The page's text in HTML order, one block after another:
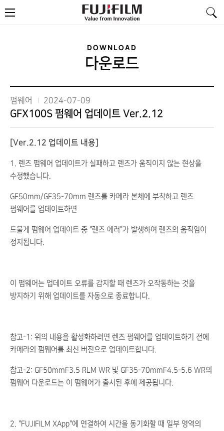
메
뉴
DOWNLOAD
다운로드
펌웨어 2024-07-09
GFX100S 펌웨어 업데이트 Ver.2.12
[Ver.2.12 업데이트 내용]
1. 렌즈 펌웨어 업데이트가 실패하고 렌즈가 움직이지 않는 현상을
수정했습니다.
GF50mm/GF35-70mm 렌즈를 카메라 본체에 부착하고 렌즈
펌웨어를 업데이트하면
드물게 펌웨어 업데이트 중 "렌즈 에러"가 발생하여 렌즈의 움직임이
정지됩니다.
이 펌웨어는 업데이트 오류를 감지할 때 렌즈가 오작동하는 것을
방지하기 위해 업데이트를 자동으로 종료합니다.
참고-1: 위의 내용을 활성화하려면 렌즈 펌웨어를 업데이트하기 전에
카메라의 펌웨어를 최신 버전으로 업데이트합니다.
참고-2: GF50mmF3.5 RLM WR 및 GF35-70mmF4.5-5.6 WR의
펌웨어 다운로드는 이 펌웨어가 출시된 후에 제공됩니다.
2. "FUJIFILM XApp"에 연결하여 시간을 동기화할 때 일부 영역의